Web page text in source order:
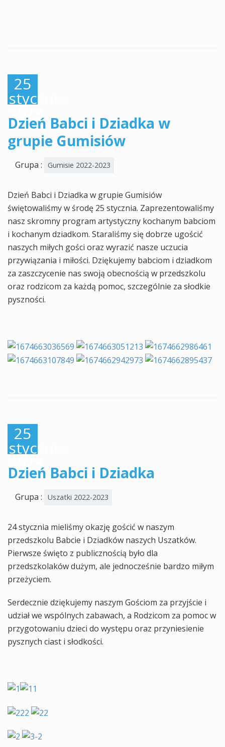
25
stycznia,
2023
Dzień Babci i Dziadka w
grupie Gumisiów
Grupa : Gumisie 2022-2023
Dzień Babci i Dziadka w grupie Gumisiów
świętowaliśmy w środę 25 stycznia. Zaprezentowaliśmy
nasz skromny program artystyczny kochanym babciom
i kochanym dziadkom. Staraliśmy się dobrze ugościć
naszych miłych gości oraz wyrazić nasze uczucia
przywiązania i miłości. Dziękujemy babciom i dziadkom
za zaszczycenie nas swoją obecnością w przedszkolu
oraz rodzicom za każdą pomoc, szczególnie za słodkie
pyszności.
25
stycznia,
2023
Dzień Babci i Dziadka
Grupa : Uszatki 2022-2023
24 stycznia mieliśmy okazję gościć w naszym
przedszkolu Babcie i Dziadków naszych Uszatków.
Pierwsze święto z publicznością było dla
przedszkolaków dużym, ale jednocześnie bardzo miłym
przeżyciem.
Serdecznie dziękujemy naszym Gościom za przyjście i
udział we wspólnych zabawach, a Rodzicom za pomoc w
przygotowaniu dzieci do występu oraz przyniesienie
pysznych ciast i słodkości.